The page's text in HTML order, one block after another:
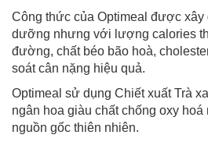
Công thức của Optimeal được
dưỡng nhưng với lượng calories
đường, chất béo bão hoà,
soát cân nặng hiệu quả.
Optimeal sử dụng Chiết xuất Trà
ngân hoa giàu chất chống oxy
nguồn gốc thiên nhiên.